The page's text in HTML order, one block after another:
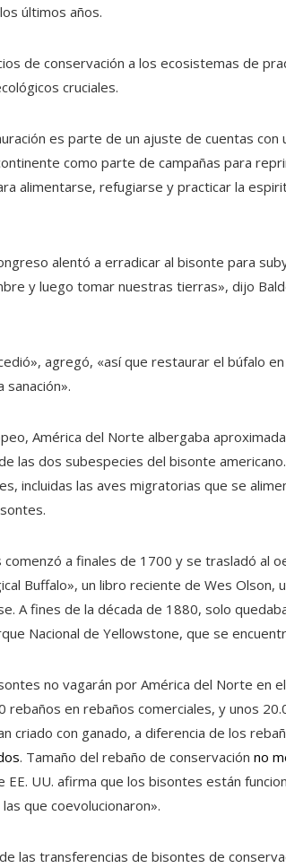
últimos años.
de conservación a los ecosistemas de
cruciales.
es parte de un ajuste de cuentas con
como parte de campañas para
alimentarse, refugiarse y practicar la
alentó a erradicar al bisonte para
y luego tomar nuestras tierras», dijo
agregó, «así que restaurar el búfalo
América del Norte albergaba
las dos subespecies del bisonte
incluidas las aves migratorias que se
comenzó a finales de 1700 y se trasladó al
Buffalo», un libro reciente de Wes
A fines de la década de 1880, solo
Nacional de Yellowstone, que se
no vagarán por América del Norte en
rebaños en rebaños comerciales, y unos
criado con ganado, a diferencia de los
. Tamaño del rebaño de conservación no
UU. afirma que los bisontes están
que coevolucionaron».
las transferencias de bisontes de